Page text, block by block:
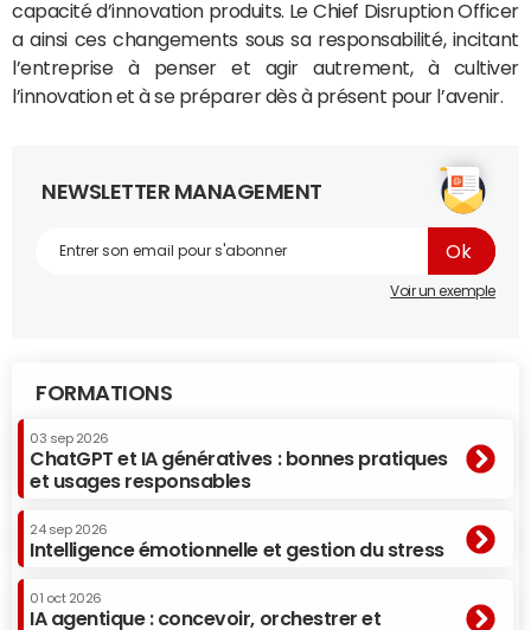
capacité d’innovation produits. Le Chief Disruption Officer
a ainsi ces changements sous sa responsabilité, incitant
l’entreprise à penser et agir autrement, à cultiver
l’innovation et à se préparer dès à présent pour l’avenir.
NEWSLETTER MANAGEMENT
Voir un exemple
FORMATIONS
03 sep 2026
ChatGPT et IA génératives : bonnes pratiques
et usages responsables
24 sep 2026
Intelligence émotionnelle et gestion du stress
01 oct 2026
IA agentique : concevoir, orchestrer et